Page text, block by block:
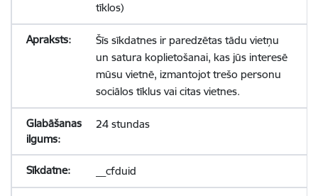
tīklos)
Šīs sīkdatnes ir paredzētas tādu vietņu
un satura koplietošanai, kas jūs interesē
mūsu vietnē, izmantojot trešo personu
sociālos tīklus vai citas vietnes.
24 stundas
__cfduid